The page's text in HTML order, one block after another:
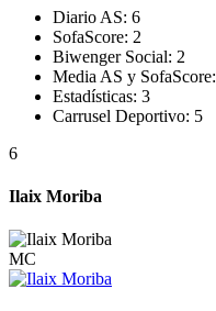
Diario AS: 6
SofaScore: 2
Biwenger Social: 2
Media AS y SofaScore:
Estadísticas: 3
Carrusel Deportivo: 5
6
Ilaix Moriba
MC